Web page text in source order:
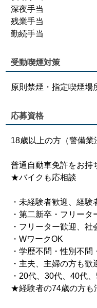
深夜手当
残業手当
勤続手当
受動喫煙対策
原則禁煙・指定喫煙場
応募資格
18歳以上の方（警備業
普通自動車免許をお持
★バイクも応相談
・未経験者歓迎、経験
・第二新卒・フリー
・フリーター歓迎、
・WワークOK
・学歴不問・性別不問
・主夫、主婦の方も歓
・20代、30代、40代
★経験者の74歳の方も